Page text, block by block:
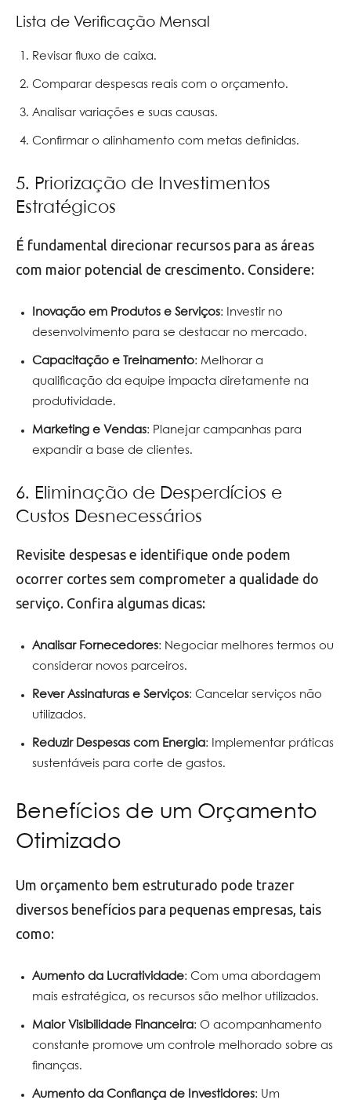
Lista de Verificação Mensal
Revisar fluxo de caixa.
Comparar despesas reais com o orçamento.
Analisar variações e suas causas.
Confirmar o alinhamento com metas definidas.
5. Priorização de Investimentos
Estratégicos
É fundamental direcionar recursos para as áreas
com maior potencial de crescimento. Considere:
Inovação em Produtos e Serviços: Investir no
desenvolvimento para se destacar no mercado.
Capacitação e Treinamento: Melhorar a
qualificação da equipe impacta diretamente na
produtividade.
Marketing e Vendas: Planejar campanhas para
expandir a base de clientes.
6. Eliminação de Desperdícios e
Custos Desnecessários
Revisite despesas e identifique onde podem
ocorrer cortes sem comprometer a qualidade do
serviço. Confira algumas dicas:
Analisar Fornecedores: Negociar melhores termos ou
considerar novos parceiros.
Rever Assinaturas e Serviços: Cancelar serviços não
utilizados.
Reduzir Despesas com Energia: Implementar práticas
sustentáveis para corte de gastos.
Benefícios de um Orçamento
Otimizado
Um orçamento bem estruturado pode trazer
diversos benefícios para pequenas empresas, tais
como:
Aumento da Lucratividade: Com uma abordagem
mais estratégica, os recursos são melhor utilizados.
Maior Visibilidade Financeira: O acompanhamento
constante promove um controle melhorado sobre as
finanças.
Aumento da Confiança de Investidores: Um